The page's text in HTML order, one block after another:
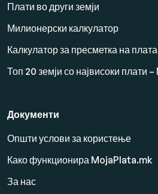
Плати во други земји
Милионерски калкулатор
Калкулатор за пресметка на
Топ 20 земји со највисоки плати
Документи
Општи услови за користење
Како функционира MojaPlata.mk
За нас